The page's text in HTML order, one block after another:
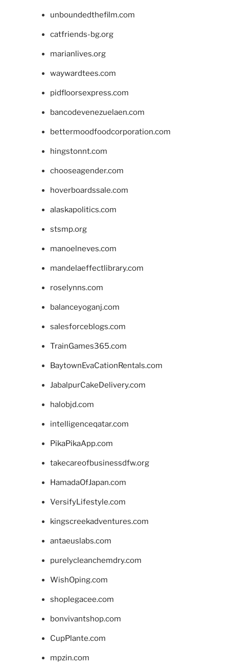
unboundedthefilm.com
catfriends-bg.org
marianlives.org
waywardtees.com
pidfloorsexpress.com
bancodevenezuelaen.com
bettermoodfoodcorporation.com
hingstonnt.com
chooseagender.com
hoverboardssale.com
alaskapolitics.com
stsmp.org
manoelneves.com
mandelaeffectlibrary.com
roselynns.com
balanceyoganj.com
salesforceblogs.com
TrainGames365.com
BaytownEvaCationRentals.com
JabalpurCakeDelivery.com
halobjd.com
intelligenceqatar.com
PikaPikaApp.com
takecareofbusinessdfw.org
HamadaOfJapan.com
VersifyLifestyle.com
kingscreekadventures.com
antaeuslabs.com
purelycleanchemdry.com
WishOping.com
shoplegacee.com
bonvivantshop.com
CupPlante.com
mpzin.com